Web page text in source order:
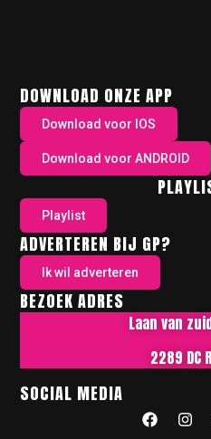
DOWNLOAD ONZE APP
Download voor IOS
Download voor ANDROID
Playlist
ADVERTEREN BIJ GP?
Ik wil adverteren
BEZOEK ADRES
Laan van
2289 DC
SOCIAL MEDIA